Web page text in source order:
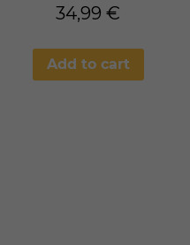
34,99€
Add to cart